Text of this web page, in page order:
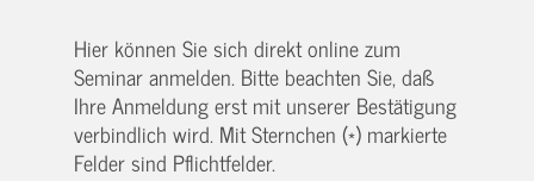
Hier können Sie sich direkt online zum
Seminar anmelden. Bitte beachten Sie, daß
Ihre Anmeldung erst mit unserer Bestätigung
verbindlich wird. Mit Sternchen (*) markierte
Felder sind Pflichtfelder.